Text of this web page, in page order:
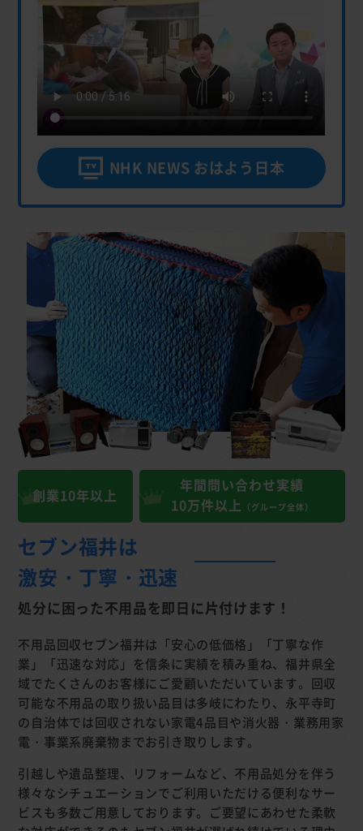
NHK NEWS おはよう日本
創業10年以上
年間問い合わせ実績
10万件以上 （グループ全体）
セブン福井は
激安・丁寧・迅速
処分に困った不用品を即日に片付けます！
不用品回収セブン福井は「安心の低価格」「丁寧な作
業」「迅速な対応」を信条に実績を積み重ね、福井県全
域でたくさんのお客様にご愛顧いただいています。回収
可能な不用品の取り扱い品目は多岐にわたり、永平寺町
の自治体では回収されない家電4品目や消火器・業務用家
電・事業系廃棄物までお引き取りします。
引越しや遺品整理、リフォームなど、不用品処分を伴う
様々なシチュエーションでご利用いただける便利なサー
ビスも多数ご用意しております。ご要望にあわせた柔軟